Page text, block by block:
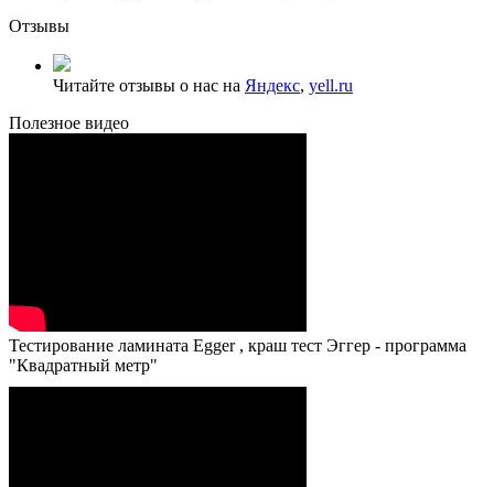
Отзывы
Читайте отзывы о нас на Яндекс, yell.ru
Полезное видео
Тестирование ламината Egger , краш тест Эггер - программа
"Квадратный метр"